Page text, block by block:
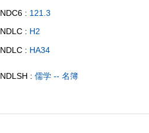
NDC6 : 121.3
NDLC : H2
NDLC : HA34
NDLSH : 儒学 -- 名簿